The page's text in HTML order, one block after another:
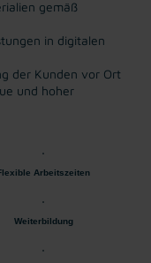
gemäß
in digitalen
der Kunden vor Ort
und hoher
Arbeitszeiten
Weiterbildung